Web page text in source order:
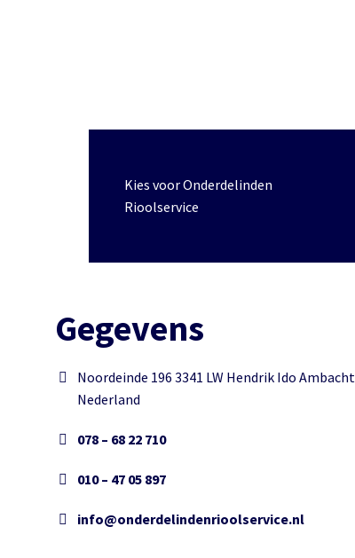
Kies voor Onderdelinden
Rioolservice
Gegevens
Noordeinde 196 3341 LW Hendrik Ido Ambacht
Nederland
078 – 68 22 710
010 – 47 05 897
info@onderdelindenrioolservice.nl